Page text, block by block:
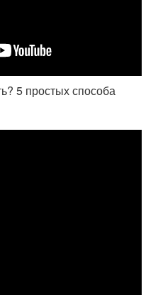
5 простых способа